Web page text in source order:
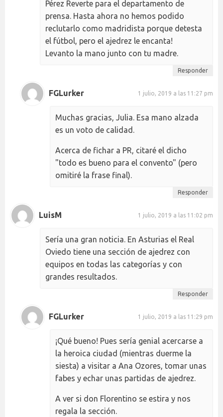
Pérez Reverte para el departamento de
prensa. Hasta ahora no hemos podido
reclutarlo como madridista porque detesta
el fútbol, pero el ajedrez le encanta!
Levanto la mano junto con tu madre.
Responder
FGLurker 1 julio, 2019 a las 11:27 pm
Muchas gracias, Julia. Esa mano alzada
es un voto de calidad.
Acerca de fichar a PR, citaré el dicho
"todo es bueno para el convento" (pero
omitiré la frase final).
Responder
LuisM 1 julio, 2019 a las 11:02 pm
Sería una gran noticia. En Asturias el Real
Oviedo tiene una sección de ajedrez con
equipos en todas las categorías y con
grandes resultados.
Responder
FGLurker 1 julio, 2019 a las 11:29 pm
¡Qué bueno! Pues sería genial acercarse a
la heroica ciudad (mientras duerme la
siesta) a visitar a Ana Ozores, tomar unas
fabes y echar unas partidas de ajedrez.
A ver si don Florentino se estira y nos
regala la sección.